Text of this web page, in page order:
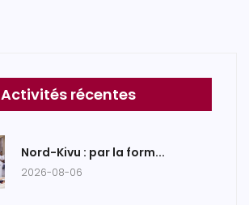
Activités récentes
Nord-Kivu : par la form...
2026-08-06